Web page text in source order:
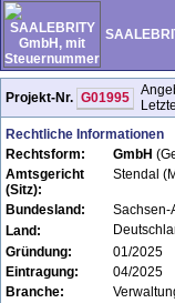
Projekt-Nr. G01995
Rechtliche Informationen
Rechtsform:
GmbH
Amtsgericht
(Sitz):
Stendal
Bundesland:
Sachsen-
Land:
Gründung:
01/2025
Eintragung:
04/2025
Branche: